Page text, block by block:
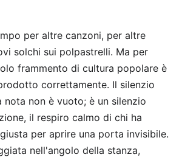
per altre canzoni, per altre
solchi sui polpastrelli. Ma per
frammento di cultura popolare è
correttamente. Il silenzio
nota non è vuoto; è un silenzio
il respiro calmo di chi ha
per aprire una porta invisibile.
nell'angolo della stanza,